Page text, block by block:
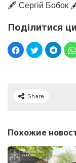
🖋️ Сергій Бобок
Поділитися
Share
Похожие